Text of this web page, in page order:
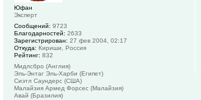
Юфан
Эксперт
Сообщений: 9723
Благодарностей: 2633
Зарегистрирован: 27 фев 2004, 02:17
Откуда: Кириши, Россия
Рейтинг: 832
Мидлсбро (Англия)
Эль-Энтаг Эль-Харби (Египет)
Сиэтл Саундерс (США)
Малайзия Армед Форсес (Малайзия)
Авай (Бразилия)